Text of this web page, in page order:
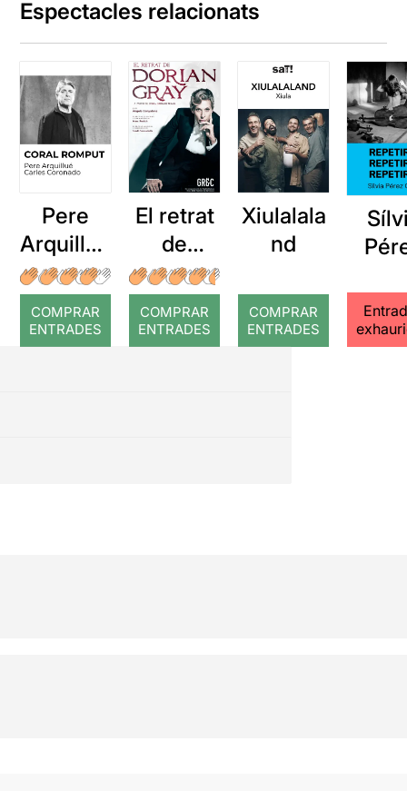
Espectacles relacionats
Pere
Arquillué
: Coral
romput
COMPRAR
ENTRADES
El retrat
de
Dorian
Gray
COMPRAR
ENTRADES
Xiulalala
nd
COMPRAR
ENTRADES